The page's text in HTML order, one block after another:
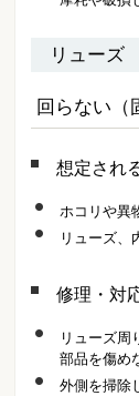
リューズ
回らない（
想定され
ホコリや異
リューズ、
修理・対
リューズ周
部品を傷め
外側を掃除